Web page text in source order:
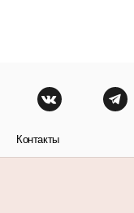
Контакты